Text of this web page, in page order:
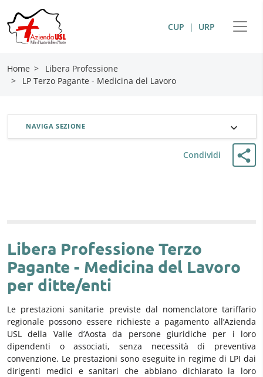
CUP | URP
Home >
Libera Professione
>
LP Terzo Pagante - Medicina del Lavoro
Libera Professione Terzo
Pagante - Medicina del Lavoro
per ditte/enti
Le prestazioni sanitarie previste dal nomenclatore tariffario
regionale possono essere richieste a pagamento all’Azienda
USL della Valle d’Aosta da persone giuridiche per i loro
dipendenti o associati, senza necessità di preventiva
convenzione. Le prestazioni sono eseguite in regime di LPI dai
dirigenti medici e sanitari che abbiano dichiarato la loro
Condividi
NAVIGA SEZIONE